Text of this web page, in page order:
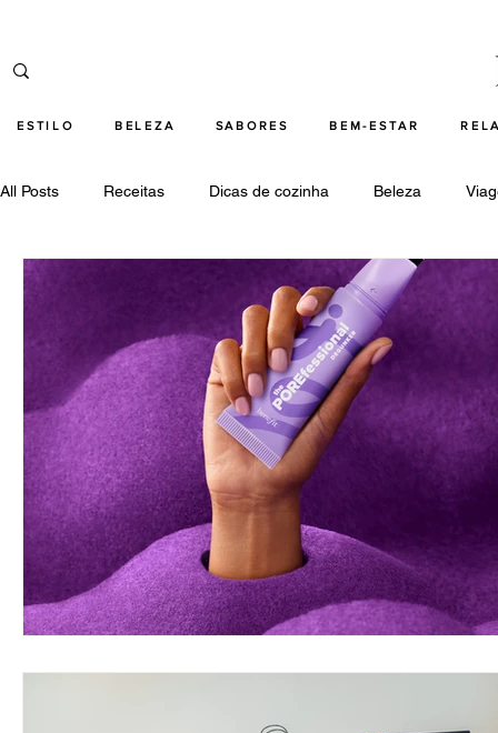
ESTILO BELEZA SABORES BEM-ESTAR
All Posts Receitas Dicas de cozinha Beleza
Destaques beleza
Destaques cultura Destaques bem-estar
Destaques tecnologia armani